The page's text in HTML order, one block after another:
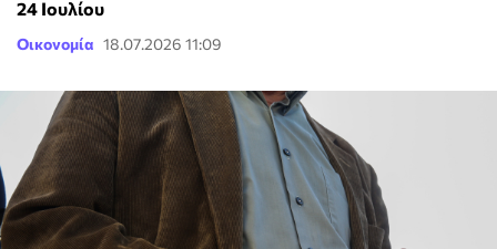
24 Ιουλίου
Οικονομία 18.07.2026 11:09